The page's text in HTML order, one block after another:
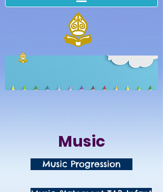
Music
Music Progression